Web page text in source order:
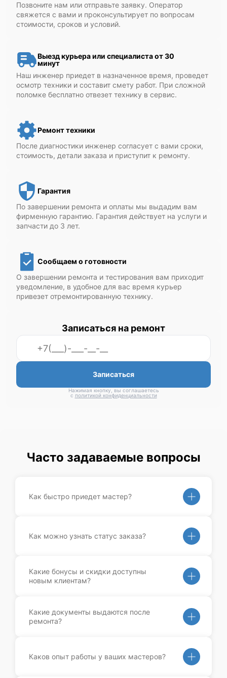
Позвоните нам или отправьте заявку. Оператор
свяжется с вами и проконсультирует по вопросам
стоимости, сроков и условий.
Выезд курьера или специалиста от 30
минут
Наш инженер приедет в назначенное время, проведет
осмотр техники и составит смету работ. При сложной
поломке бесплатно отвезет технику в сервис.
Ремонт техники
После диагностики инженер согласует с вами сроки,
стоимость, детали заказа и приступит к ремонту.
Гарантия
По завершении ремонта и оплаты мы выдадим вам
фирменную гарантию. Гарантия действует на услуги и
запчасти до 3 лет.
Сообщаем о готовности
О завершении ремонта и тестирования вам приходит
уведомление, в удобное для вас время курьер
привезет отремонтированную технику.
Записаться на ремонт
Записаться
Нажимая кнопку, вы соглашаетесь
с политикой конфиденциальности
Часто задаваемые вопросы
Как быстро приедет мастер?
Как можно узнать статус заказа?
Какие бонусы и скидки доступны
новым клиентам?
Какие документы выдаются после
ремонта?
Каков опыт работы у ваших мастеров?